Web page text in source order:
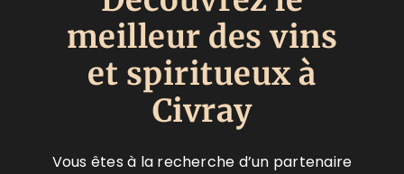
meilleur des vins
et spiritueux à
Civray
Vous êtes à la recherche d’un partenaire